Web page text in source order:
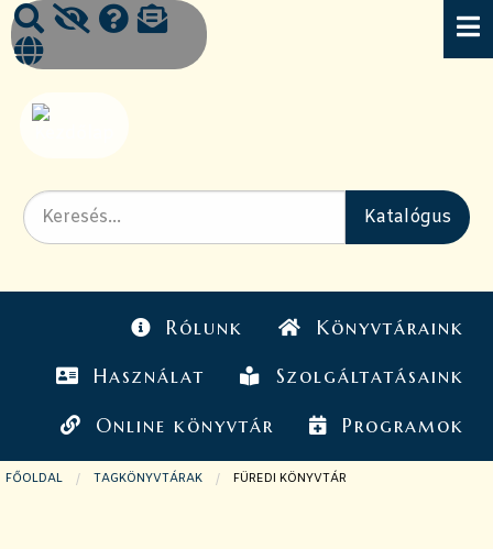
Rólunk Könyvtáraink
Használat Szolgáltatásaink
Online könyvtár Programok
FŐOLDAL TAGKÖNYVTÁRAK JELENLEGI OLDAL:
FÜREDI KÖNYVTÁR